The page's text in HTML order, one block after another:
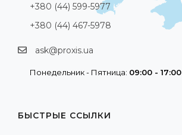
+380 (44) 599-5977
+380 (44) 467-5978
ask@proxis.ua
Понедельник - Пятница: 09:00 - 17:00
БЫСТРЫЕ ССЫЛКИ